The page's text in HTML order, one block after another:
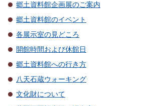
郷土資料館企画展のご案内
郷土資料館のイベント
各展示室の見どころ
開館時間および休館日
郷土資料館への行き方
八天石蔵ウォーキング
文化財について